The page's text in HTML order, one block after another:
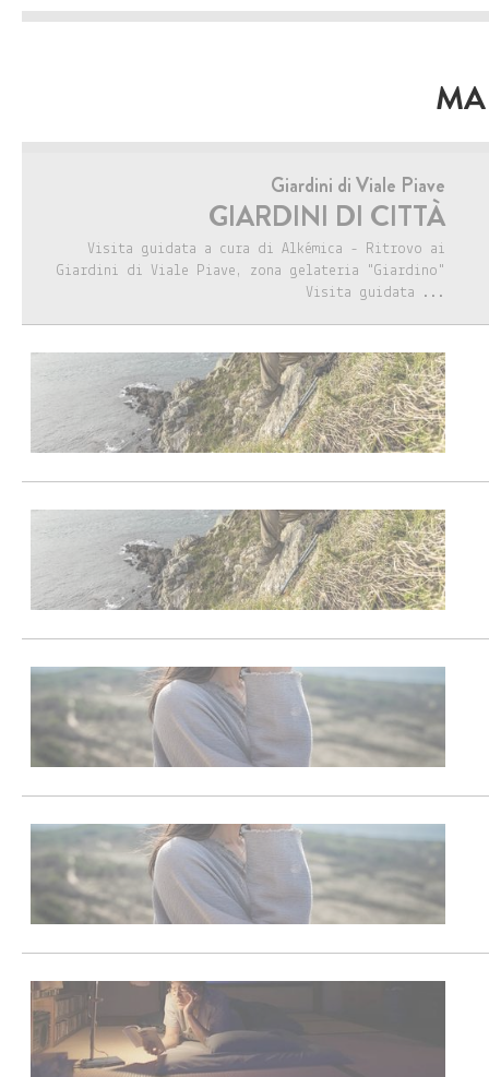
Giardini di Viale Piave
GIARDINI DI CITTÀ
Visita guidata a cura di Alkémica - Ritrovo ai
Giardini di Viale Piave, zona gelateria "Giardino"
Visita guidata ...